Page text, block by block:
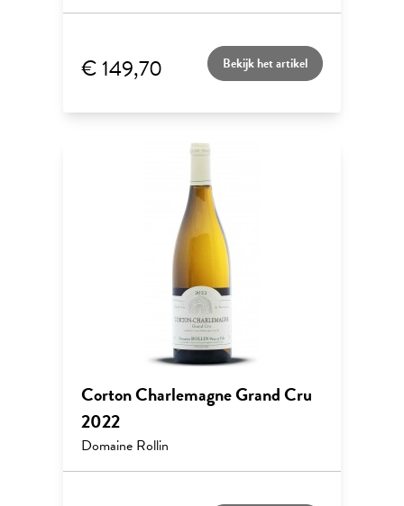
€ 149,70 Bekijk het artikel
Corton Charlemagne Grand Cru
2022
Domaine Rollin